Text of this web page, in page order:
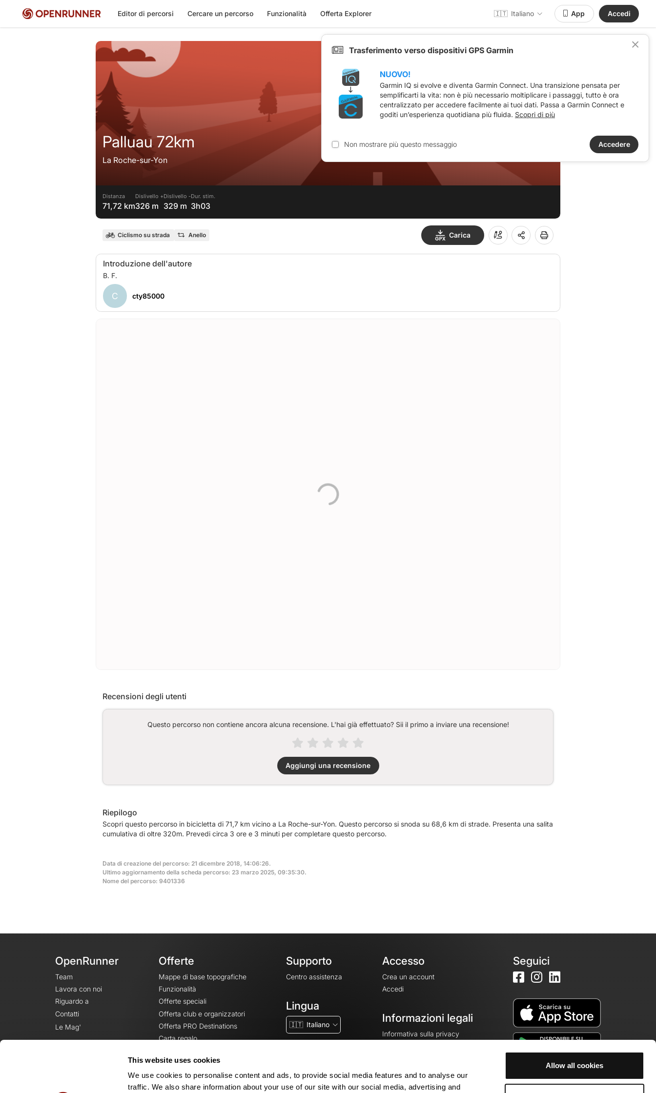
This website uses cookies
We use cookies to personalise content and ads, to provide social media features and to analyse our
traffic. We also share information about your use of our site with our social media, advertising and
Allow all cookies
Editor di percorsi Cercare un percorso Funzionalità Offerta Explorer 🇮🇹 Italiano App Accedi
Palluau 72km
La Roche-sur-Yon
Distanza
71,72 km
Dislivello +
326 m
Dislivello -
329 m
Dur. stim.
3h03
Ciclismo su strada Anello Carica
Introduzione dell'autore
C cty85000
Recensioni degli utenti
Questo percorso non contiene ancora alcuna recensione. L'hai già effettuato? Sii il primo a inviare una recensione!
Aggiungi una recensione
Riepilogo
Scopri questo percorso in bicicletta di 71,7 km vicino a La Roche-sur-Yon. Questo percorso si snoda su 68,6 km di strade. Presenta una salita
cumulativa di oltre 320m. Prevedi circa 3 ore e 3 minuti per completare questo percorso.
Data di creazione del percorso: 21 dicembre 2018, 14:06:26.
Ultimo aggiornamento della scheda percorso: 23 marzo 2025, 09:35:30.
Nome del percorso: 9401336
OpenRunner
Team
Lavora con noi
Riguardo a
Contatti
Le Mag'
Offerte
Mappe di base topografiche
Funzionalità
Offerte speciali
Offerta club e organizzatori
Offerta PRO Destinations
Carta regalo
Supporto
Centro assistenza
Lingua
🇮🇹 Italiano
Accesso
Crea un account
Accedi
Informazioni legali
Informativa sulla privacy
Impostazioni dei cookie
Seguici
Trasferimento verso dispositivi GPS Garmin
NUOVO!
Garmin IQ si evolve e diventa Garmin Connect. Una transizione pensata per
semplificarti la vita: non è più necessario moltiplicare i passaggi, tutto è ora
centralizzato per accedere facilmente ai tuoi dati. Passa a Garmin Connect e
goditi un’esperienza quotidiana più fluida. Scopri di più
Non mostrare più questo messaggio Accedere